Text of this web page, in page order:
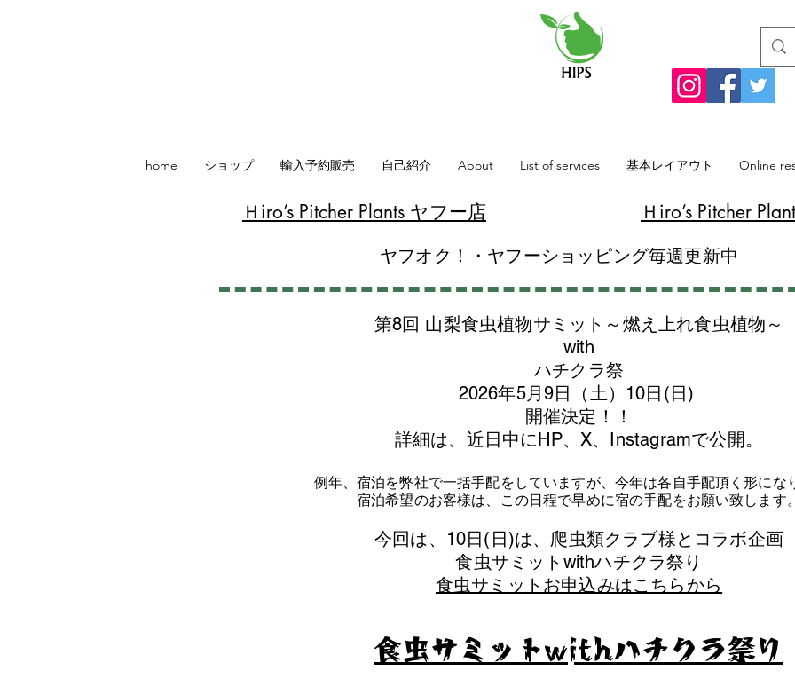
home ショップ 輸入予約販売 自己紹介 About List of services 基本レイアウト Online
​Ｈiro’s Pitcher Plants ヤフー店 Ｈiro’s Pitcher
ヤフオク！・ヤフーショッピング毎週更新中
第8回 山梨食虫植物サミット～燃え上れ食虫植物～
with
​ハチクラ祭
2026年5月9日（土）10日(日)
​開催決定！！
詳細は、近日中にHP、X、Instagramで公開。
例年、宿泊を弊社で一括手配をしていますが、今年は各自手配頂く形にな
​宿泊希望のお客様は、この日程で早めに宿の手配をお願い致します。
​今回は、10日(日)は、爬虫類クラブ様とコラボ企画
​食虫サミットwithハチクラ祭り
食虫サミットお申込みはこちらから
食虫サミットwithハチクラ祭り